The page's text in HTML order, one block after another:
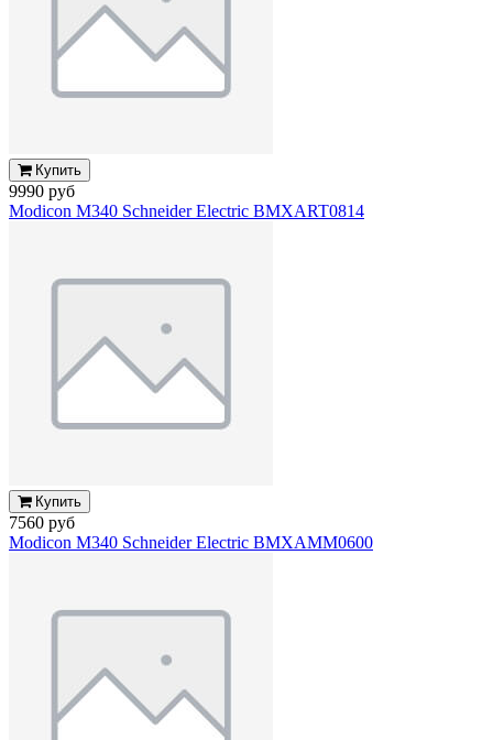
Купить
9990 руб
Modicon M340 Schneider Electric BMXART0814
Купить
7560 руб
Modicon M340 Schneider Electric BMXAMM0600